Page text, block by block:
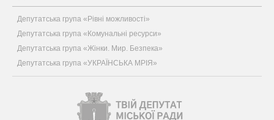
Депутатська група «Рівні можливості»
Депутатська група «Комунальні ресурси»
Депутатська група «Жінки. Мир. Безпека»
Депутатська група «УКРАЇНСЬКА МРІЯ»